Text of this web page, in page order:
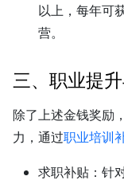
以上，每年可
营。
三、职业提
除了上述金钱奖励
力，通过职业培训
求职补贴 ：针